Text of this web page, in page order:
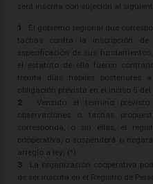
será inscrita con sujeción al
1. El gobierno regional que
tachas contra la inscripción de
especificación de sus
el estatuto de ella fueren
treinta días hábiles posteriores
obligación prevista en el inciso 5
2. Vencido el término
observaciones o tachas
corresponda, o sin ellas, el
cooperativa, o suspenderá o
arreglo a ley; (*)
3. La organización cooperativa
de ser inscrita en el Registro de